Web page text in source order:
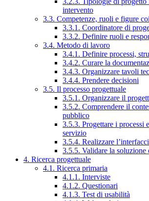
intervento
3.3. Competenze, ruoli e figure
3.3.1. Coordinatore di
3.3.2. Definire ruoli e
3.4. Metodo di lavoro
3.4.1. Definire processi,
3.4.2. Curare la
3.4.3. Organizzare tavoli
3.4.4. Prendere decisioni
3.5. Il processo progettuale
3.5.1. Organizzare il
3.5.2. Comprendere il
pubblico
3.5.3. Progettare i processi
servizio
3.5.4. Realizzare
3.5.5. Validare la soluzione
4. Ricerca progettuale
4.1. Ricerca primaria
4.1.1. Interviste
4.1.2. Questionari
4.1.3. Test di usabilità